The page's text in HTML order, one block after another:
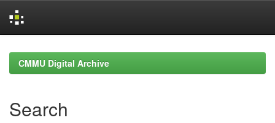
navigationCMMU Digital Archive
Search